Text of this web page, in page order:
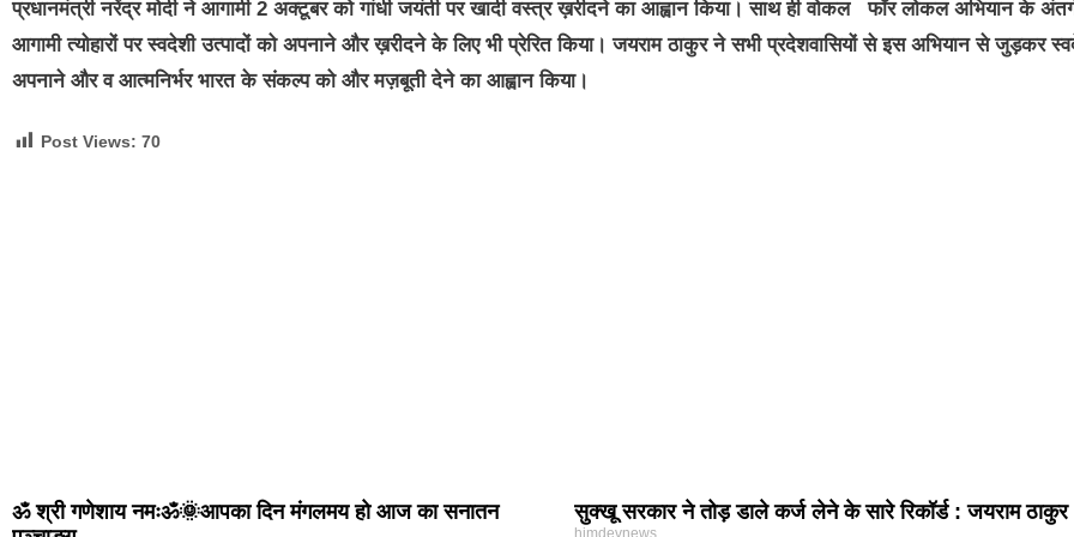
प्रधानमंत्री नरेंद्र मोदी ने आगामी 2 अक्टूबर को गांधी जयंती पर खादी वस्त्र ख़रीदने का आह्वान किया। साथ ही वोकल फॉर लोकल अभियान के
आगामी त्योहारों पर स्वदेशी उत्पादों को अपनाने और ख़रीदने के लिए भी प्रेरित किया। जयराम ठाकुर ने सभी प्रदेशवासियों से इस अभियान से जुड़कर
अपनाने और व आत्मनिर्भर भारत के संकल्प को और मज़बूती देने का आह्वान किया।
Post Views: 70
ॐ श्री गणेशाय नमःॐ🌞आपका दिन मंगलमय हो आज का सनातन
सुक्खू सरकार ने तोड़ डाले कर्ज लेने के सारे रिकॉर्ड : जयराम ठाकुर